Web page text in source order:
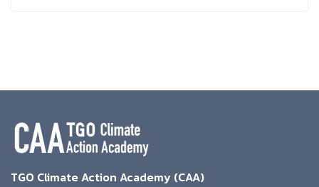
TGO Climate Action Academy (CAA)